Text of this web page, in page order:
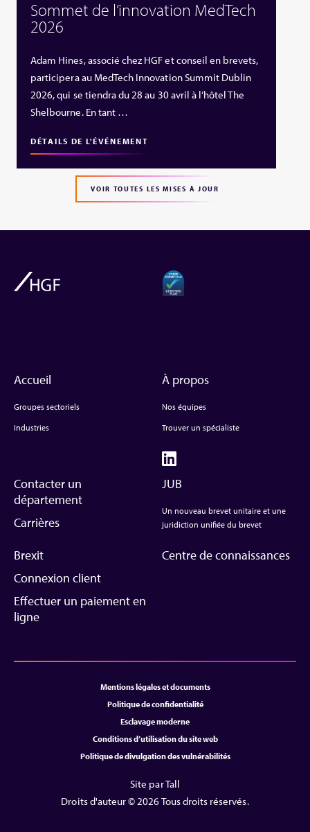
Sommet de l’innovation MedTech
2026
Adam Hines, associé chez HGF et conseil en brevets,
participera au MedTech Innovation Summit Dublin
2026, qui se tiendra du 28 au 30 avril à l’hôtel The
Shelbourne. En tant …
DÉTAILS DE L'ÉVÉNEMENT
VOIR TOUTES LES MISES À JOUR
Accueil
Groupes sectoriels
Industries
À propos
Nos équipes
Trouver un spécialiste
Contacter un
département
Carrières
JUB
Un nouveau brevet unitaire et une
juridiction unifiée du brevet
Brexit
Connexion client
Effectuer un paiement en
ligne
Centre de connaissances
Mentions légales et documents
Politique de confidentialité
Esclavage moderne
Conditions d’utilisation du site web
Politique de divulgation des vulnérabilités
Site par Tall
Droits d'auteur © 2026 Tous droits réservés.